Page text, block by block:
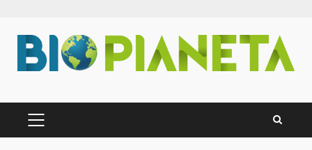
Inhalt
springen
PRIMÄRES
MENÜ